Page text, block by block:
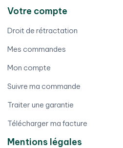
Votre compte
Droit de rétractation
Mes commandes
Mon compte
Suivre ma commande
Traiter une garantie
Télécharger ma facture
Mentions légales